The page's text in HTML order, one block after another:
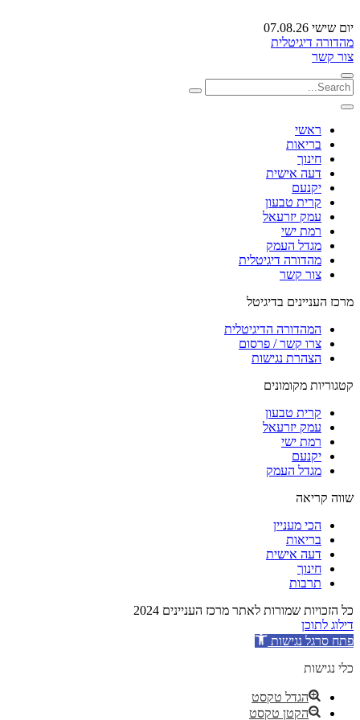
יום שישי 07.08.26
מהדורה דיגיטלית
צור קשר
ראשי
בריאות
חינוך
דעה אישית
יקנעם
קרית טבעון
עמק יזרעאל
רמת ישי
מגדל העמק
מהדורה דיגיטלית
צור קשר
מרכז העניינים בדיגיטל
המהדורה הדיגיטלית
צרו קשר / פרסום
הצהרת נגישות
קטגוריות מקומונים
קרית טבעון
עמק יזרעאל
רמת ישי
יקנעם
מגדל העמק
שווה קריאה
הכי מעניין
בריאות
דעה אישית
חינוך
תרבות
כל הזכויות שמורות לאתר מרכז העניינים 2024
דילוג לתוכן
פתח סרגל נגישות
כלי נגישות
הגדל טקסט
הקטן טקסט